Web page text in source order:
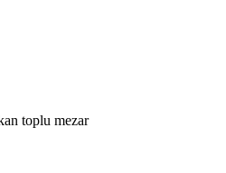
toplu mezar